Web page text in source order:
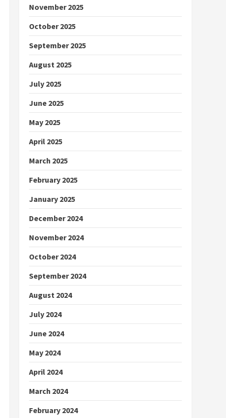
November 2025
October 2025
September 2025
August 2025
July 2025
June 2025
May 2025
April 2025
March 2025
February 2025
January 2025
December 2024
November 2024
October 2024
September 2024
August 2024
July 2024
June 2024
May 2024
April 2024
March 2024
February 2024